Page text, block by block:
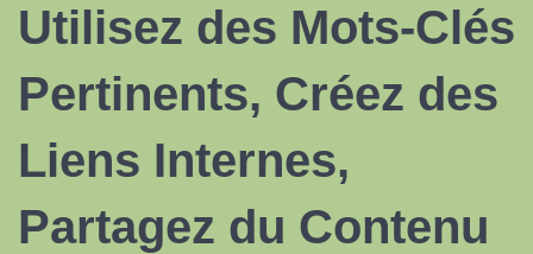
Utilisez des Mots-Clés
Pertinents, Créez des
Liens Internes,
Partagez du Contenu